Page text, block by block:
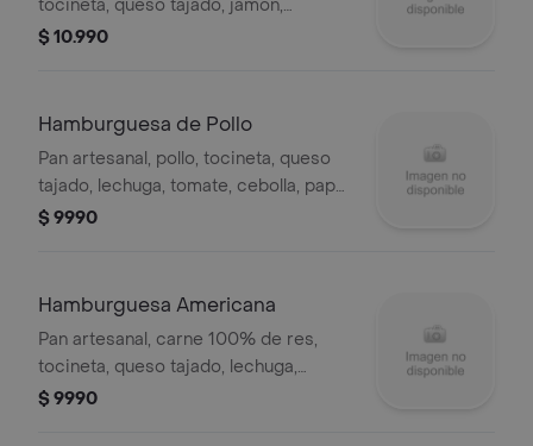
tocineta, queso tajado, jamón,
lechuga, tomate, cebolla, papa chips y
$ 10.990
Hamburguesa de Pollo
Pan artesanal, pollo, tocineta, queso
tajado, lechuga, tomate, cebolla, papa
chips y salsas de la casa.
$ 9990
Hamburguesa Americana
Pan artesanal, carne 100% de res,
tocineta, queso tajado, lechuga,
tomate, cebolla, papa chips y salsas
$ 9990